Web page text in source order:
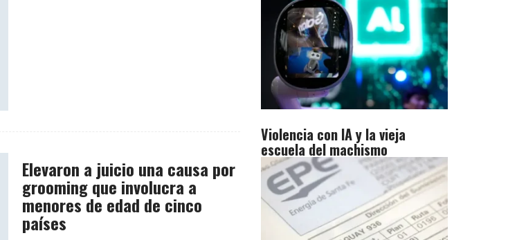
Elevaron a juicio una causa por
grooming que involucra a
menores de edad de cinco
países
Violencia con IA y la vieja
escuela del machismo